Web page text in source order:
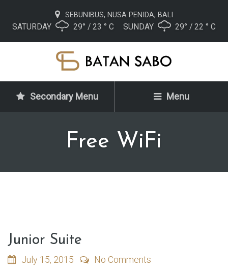
SEBUNIBUS, NUSA PENIDA, BALI
SATURDAY 29° / 23 ° C SUNDAY 29° / 22 ° C
Secondary Menu Menu
Free WiFi
Junior Suite
July 15, 2015
No Comments